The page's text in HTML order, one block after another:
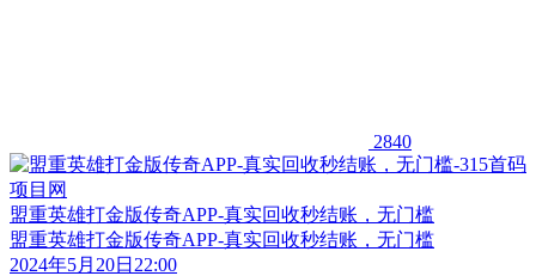
2840
盟重英雄打金版传奇APP-真实回收秒结账，无门槛
盟重英雄打金版传奇APP-真实回收秒结账，无门槛
2024年5月20日22:00